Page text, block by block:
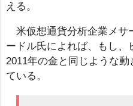
える。
米仮想通貨分析企業メサ
ードル氏によれば、もし、
2011年の金と同じような
ている。